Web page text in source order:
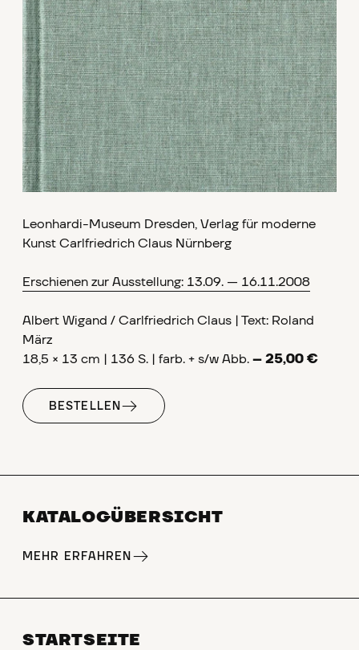
Leonhardi-Museum Dresden, Verlag für moderne
Kunst Carlfriedrich Claus Nürnberg
Erschienen zur Ausstellung: 13.09. — 16.11.2008
Albert Wigand / Carlfriedrich Claus | Text: Roland
März
18,5 × 13 cm | 136 S. | farb. + s/w Abb. – 25,00 €
BESTELLEN
KATALOGÜBERSICHT
MEHR ERFAHREN
STARTSEITE